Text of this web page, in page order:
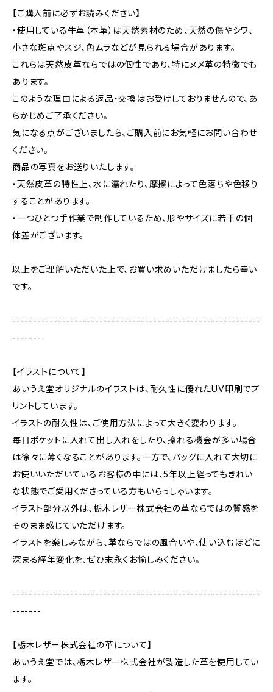
【ご購入前に必ずお読みください】
・使用している牛革（本革）は天然素材のため、天然の傷やシワ、
小さな斑点やスジ、色ムラなどが見られる場合があります。
これらは天然皮革ならではの個性であり、特にヌメ革の特徴でも
あります。
このような理由による返品・交換はお受けしておりませんので、あ
らかじめご了承ください。
気になる点がございましたら、ご購入前にお気軽にお問い合わせ
ください。
商品の写真をお送りいたします。
・天然皮革の特性上、水に濡れたり、摩擦によって色落ちや色移り
することがあります。
・一つひとつ手作業で制作しているため、形やサイズに若干の個
体差がございます。
以上をご理解いただいた上で、お買い求めいただけましたら幸い
です。
------------------------------------------------------------
-------
【イラストについて】
あいうえ堂オリジナルのイラストは、耐久性に優れたUV印刷でプ
リントしています。
イラストの耐久性は、ご使用方法によって大きく変わります。
毎日ポケットに入れて出し入れをしたり、擦れる機会が多い場合
は徐々に薄くなることがあります。一方で、バッグに入れて大切に
お使いいただいているお客様の中には、5年以上経ってもきれい
な状態でご愛用くださっている方もいらっしゃいます。
イラスト部分以外は、栃木レザー株式会社の革ならではの質感を
そのまま感じていただけます。
イラストを楽しみながら、革ならではの風合いや、使い込むほどに
深まる経年変化を、ぜひ末永くお愉しみください。
------------------------------------------------------------
-------
【栃木レザー株式会社の革について】
あいうえ堂では、栃木レザー株式会社が製造した革を使用してい
ます。